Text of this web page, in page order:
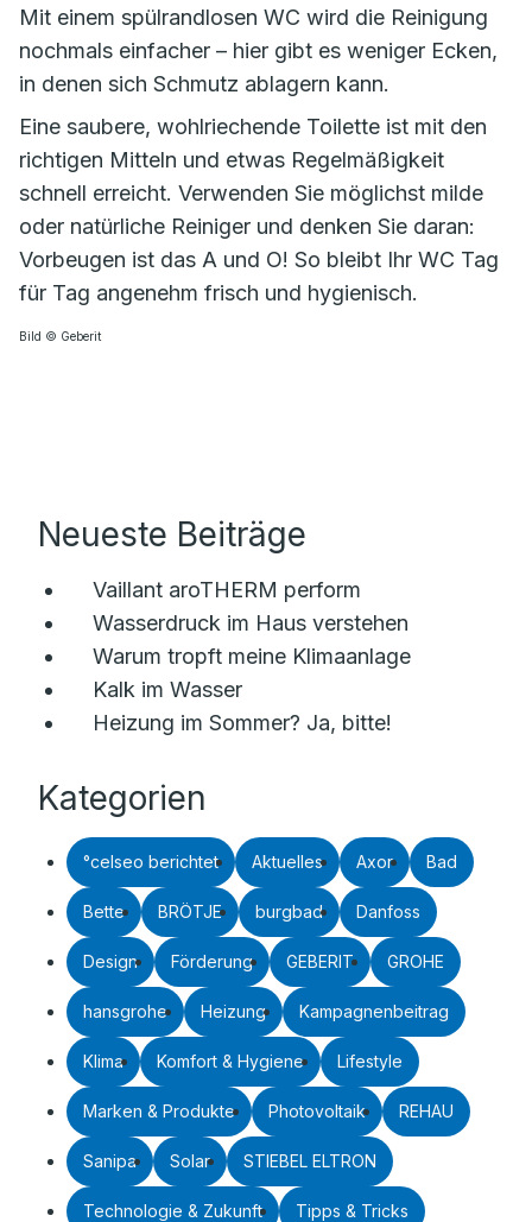
Mit einem spülrandlosen WC wird die Reinigung
nochmals einfacher – hier gibt es weniger Ecken,
in denen sich Schmutz ablagern kann.
Eine saubere, wohlriechende Toilette ist mit den
richtigen Mitteln und etwas Regelmäßigkeit
schnell erreicht. Verwenden Sie möglichst milde
oder natürliche Reiniger und denken Sie daran:
Vorbeugen ist das A und O! So bleibt Ihr WC Tag
für Tag angenehm frisch und hygienisch.
Bild © Geberit
Neueste Beiträge
Vaillant aroTHERM perform
Wasserdruck im Haus verstehen
Warum tropft meine Klimaanlage
Kalk im Wasser
Heizung im Sommer? Ja, bitte!
Kategorien
°celseo berichtet Aktuelles Axor Bad
Bette BRÖTJE burgbad Danfoss
Design Förderung GEBERIT GROHE
hansgrohe Heizung Kampagnenbeitrag
Klima Komfort & Hygiene Lifestyle
Marken & Produkte Photovoltaik REHAU
Sanipa Solar STIEBEL ELTRON
Technologie & Zukunft Tipps & Tricks